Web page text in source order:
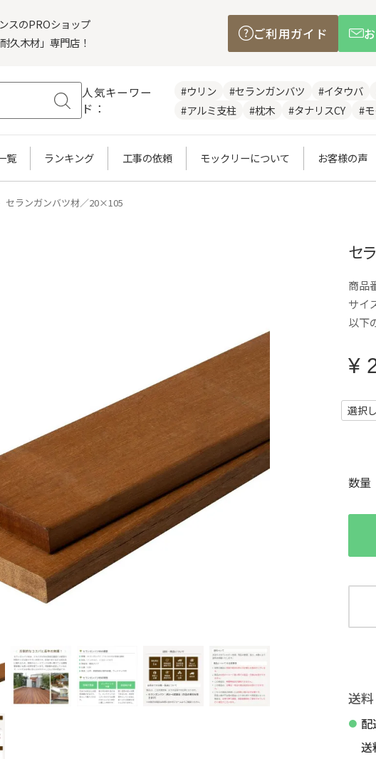
スのPROショップ
久木材」専門店！
ご利用ガイド
人気キーワー
ド：
#ウリン #セランガンバツ #イタウバ
#アルミ支柱
#枕木 #タナリスCY #
覧 ランキング 工事の依頼 モックリーについて お客様の声
セランガンバツ材／20×105
セ
商品
サイ
以下
¥
送
配
送